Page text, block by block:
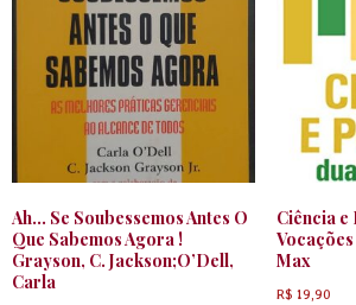
Ah… Se Soubessemos Antes O
Que Sabemos Agora !
Grayson, C. Jackson;O’Dell,
Carla
Ciência e
Max
R$ 19,90